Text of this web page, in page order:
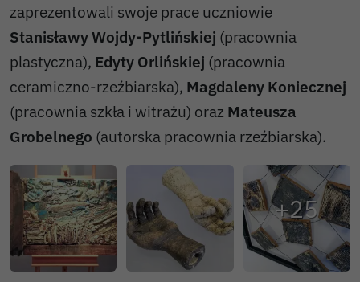
zaprezentowali swoje prace uczniowie
Stanisławy Wojdy-Pytlińskiej (pracownia
plastyczna), Edyty Orlińskiej (pracownia
ceramiczno-rzeźbiarska), Magdaleny Koniecznej
(pracownia szkła i witrażu) oraz Mateusza
Grobelnego (autorska pracownia rzeźbiarska).